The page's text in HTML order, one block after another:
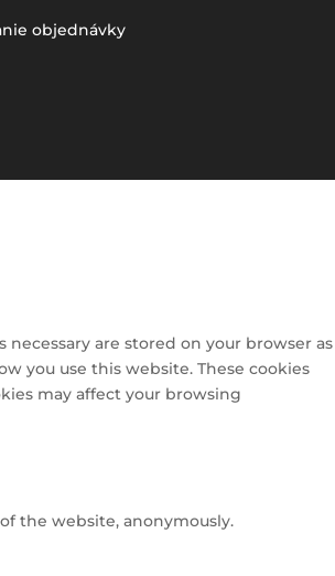
objednávky
are stored on your browser as
you use this website. These cookies
may affect your browsing
the website, anonymously.